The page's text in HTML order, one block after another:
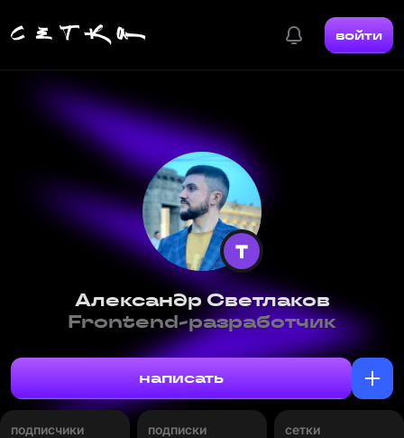
войти
Александр Светлаков
Frontend-разработчик
написать
подписчики подписки сетки